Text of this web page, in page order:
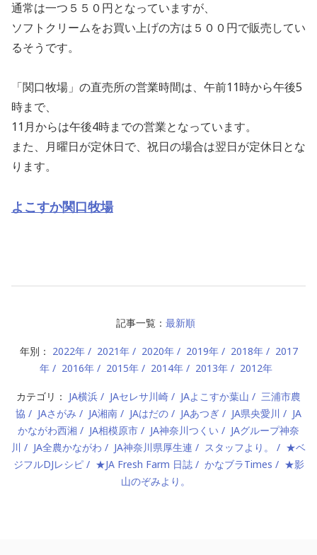
通常は一つ５５０円となっていますが、
ソフトクリームをお買い上げの方は５００円で販売してい
るそうです。
「関口牧場」の直売所の営業時間は、午前11時から午後5
時まで、
11月からは午後4時までの営業となっています。
また、月曜日が定休日で、祝日の場合は翌日が定休日とな
ります。
よこすか関口牧場
記事一覧： 最新順
年別： 2022年 2021年 2020年 2019年 2018年
2017
年
2016年 2015年 2014年 2013年 2012年
カテゴリ： JA横浜 JAセレサ川崎 JAよこすか葉山
三浦市農
協
JAさがみ JA湘南 JAはだの JAあつぎ JA県央愛川
JA
かながわ西湘
JA相模原市 JA神奈川つくい
JAグループ神奈
川
JA全農かながわ JA神奈川県厚生連 スタッフより。
★ベ
ジフルDJレシピ
★JA Fresh Farm 日誌 かなブラTimes
★影
山のぞみより。